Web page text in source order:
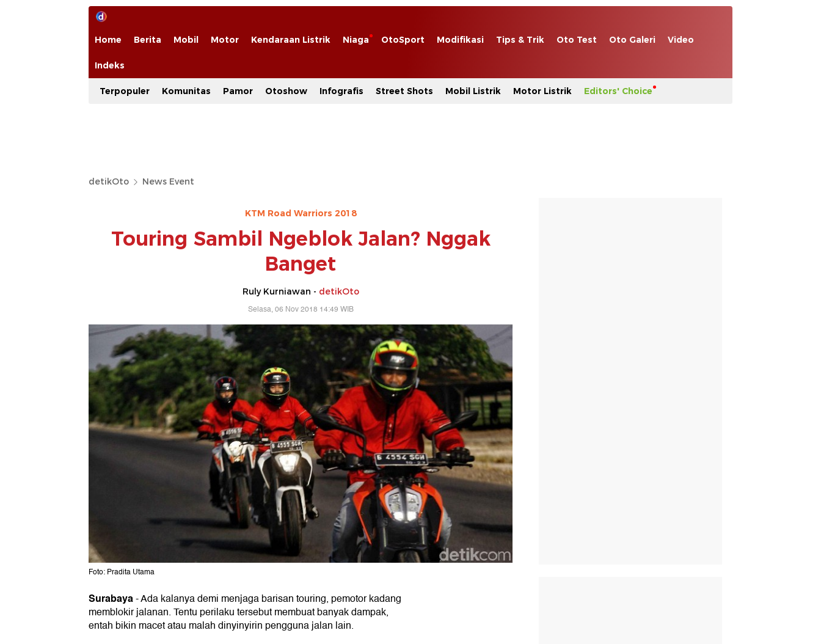
Home Berita Mobil Motor Kendaraan Listrik Niaga OtoSport Modifikasi Tips & Trik Oto Test Oto Galeri Video
Indeks
Terpopuler Komunitas Pamor Otoshow Infografis Street Shots Mobil Listrik Motor Listrik Editors' Choice
detikOto News Event
KTM Road Warriors 2018
Touring Sambil Ngeblok Jalan? Nggak
Banget
Ruly Kurniawan - detikOto
Selasa, 06 Nov 2018 14:49 WIB
Foto: Pradita Utama
Surabaya- Ada kalanya demi menjaga barisan touring, pemotor kadang
memblokir jalanan. Tentu perilaku tersebut membuat banyak dampak,
entah bikin macet atau malah dinyinyirin pengguna jalan lain.